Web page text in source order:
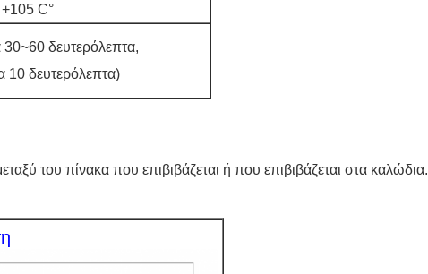
+105 C°
30~60 δευτερόλεπτα,
10 δευτερόλεπτα)
του πίνακα που επιβιβάζεται ή που επιβιβάζεται στα καλώδια.